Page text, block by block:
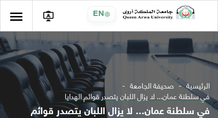
EN
الرئيسية صحيفة الجامعة
في سلطنة عمان... لا يزال اللبان يتصدر قوائم الهدايا
في سلطنة عمان... لا يزال اللبان يتصدر قوائم